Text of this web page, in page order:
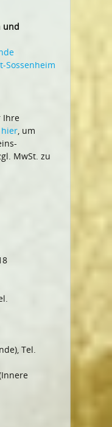
und
Sossenheim
Ihre
hier , um
MwSt. zu
Tel.